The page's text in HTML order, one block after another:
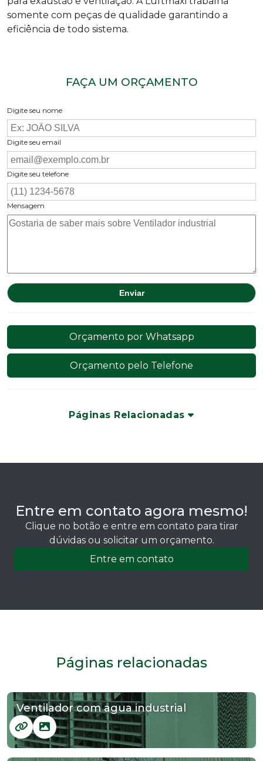
somente com peças de qualidade garantindo a
eficiência de todo sistema.
FAÇA UM ORÇAMENTO
Digite seu nome
Digite seu email
Digite seu telefone
Mensagem
Orçamento por Whatsapp
Orçamento pelo Telefone
Páginas Relacionadas
Entre em contato agora mesmo!
Clique no botão e entre em contato para tirar
dúvidas ou solicitar um orçamento.
Entre em contato
Páginas relacionadas
Ventilador com agua industrial